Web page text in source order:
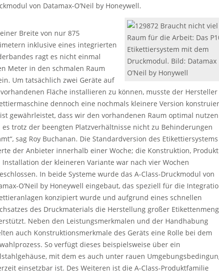
von Datamax-O’Neil by Honeywell.
Braucht nicht viel
Raum für die Arbeit: Das
Etikettiersystem mit dem
Druckmodul. Bild: Datamax
O’Neil by Honywell
Breite von nur 875
inklusive eines integrierten
ragt es nicht einmal
Meter in den schmalen Raum
Um tatsächlich zwei Geräte auf
Fläche installieren zu können, musste der
dennoch eine nochmals kleinere Version
ist gewährleistet, dass wir den vorhandenen Raum optimal nutzen
es trotz der beengten Platzverhältnisse nicht zu Behinderungen
sag Roy Buchanan. Die Standardversion des Etikettiersystems
der Anbieter innerhalb einer Woche; die Konstruktion,
Installation der kleineren Variante war nach vier Wochen
In beide Systeme wurde das A-Class-Druckmodul von
O’Neil by Honeywell eingebaut, das speziell für die
konzipiert wurde und aufgrund eines schnellen
des Druckmaterials die Herstellung großer
Neben den Leistungsmerkmalen und der Handhabung
auch Konstruktionsmerkmale des Geräts eine Rolle bei dem
So verfügt dieses beispielsweise über ein
mit dem es auch unter rauen
einsetzbar ist. Des Weiteren ist die A-Class-Produktfamilie